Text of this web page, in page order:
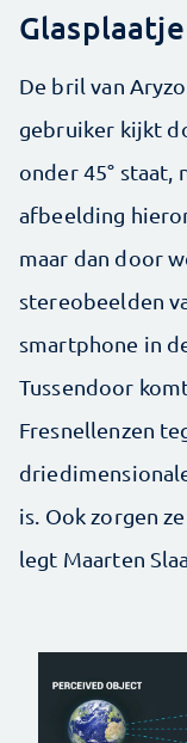
Glasplaatje
De bril van
gebruiker kijkt
onder 45° staat,
afbeelding
maar dan door
stereobeelden
smartphone in
Tussendoor
Fresnellenzen
is. Ook zorgen
legt Maarten